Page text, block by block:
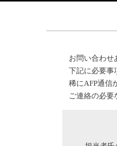
お問い合わせ
下記に必要事
稀にAFP通信
ご連絡の必要